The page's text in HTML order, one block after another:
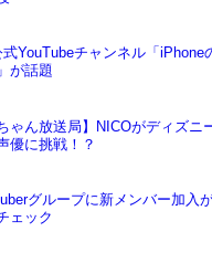
YouTubeチャンネル「iPhone
が話題
ゃん放送局】NICOがディズニ
優に挑戦！？
グループに新メンバー加入
ェック